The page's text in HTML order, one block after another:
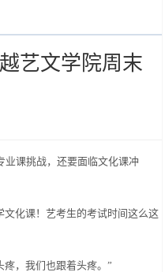
艺文学院周末
业课挑战，还要面临文化课冲
化课！艺考生的考试时间这么这
疼，我们也跟着头疼。”